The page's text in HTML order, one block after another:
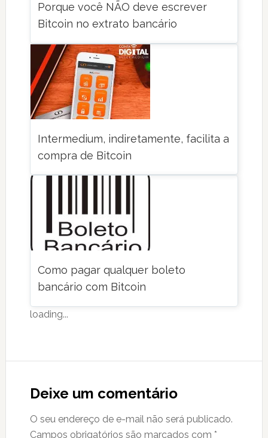
Porque você NÃO deve escrever
Bitcoin no extrato bancário
Intermedium, indiretamente, facilita a
compra de Bitcoin
Como pagar qualquer boleto
bancário com Bitcoin
loading...
Interactions
Deixe um comentário
O seu endereço de e-mail não será publicado.
Campos obrigatórios são marcados com *